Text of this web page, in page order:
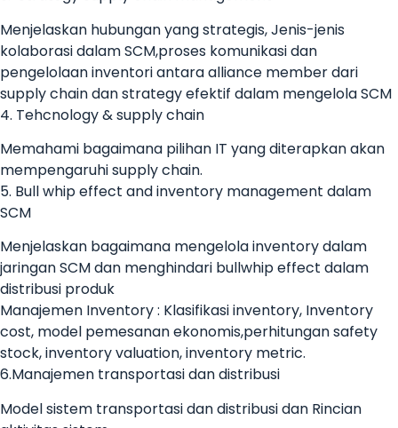
Menjelaskan hubungan yang strategis, Jenis-jenis
kolaborasi dalam SCM,proses komunikasi dan
pengelolaan inventori antara alliance member dari
supply chain dan strategy efektif dalam mengelola SCM
4. Tehcnology & supply chain
Memahami bagaimana pilihan IT yang diterapkan akan
mempengaruhi supply chain.
5. Bull whip effect and inventory management dalam
SCM
Menjelaskan bagaimana mengelola inventory dalam
jaringan SCM dan menghindari bullwhip effect dalam
distribusi produk
Manajemen Inventory : Klasifikasi inventory, Inventory
cost, model pemesanan ekonomis,perhitungan safety
stock, inventory valuation, inventory metric.
6.Manajemen transportasi dan distribusi
Model sistem transportasi dan distribusi dan Rincian